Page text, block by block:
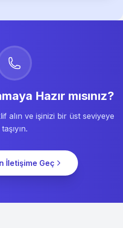
Hazır mısınız?
alın ve işinizi bir üst seviyeye
taşıyın.
İletişime Geç